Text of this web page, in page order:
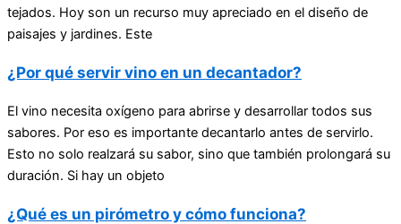
tejados. Hoy son un recurso muy apreciado en el diseño de
paisajes y jardines. Este
¿Por qué servir vino en un decantador?
El vino necesita oxígeno para abrirse y desarrollar todos sus
sabores. Por eso es importante decantarlo antes de servirlo.
Esto no solo realzará su sabor, sino que también prolongará su
duración. Si hay un objeto
¿Qué es un pirómetro y cómo funciona?